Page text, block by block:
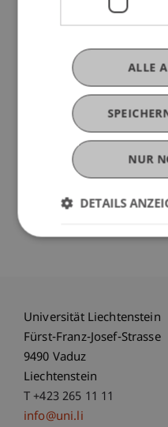
Praxisdozent:in
(m/w/d)
Bildung/Kultur
(m/w/d)
Bildung/Kultur
Universität Liechtenstein
Fürst-Franz-Josef-Strasse
9490 Vaduz
Liechtenstein
T +423 265 11 11
info@uni.li
ALLE
NUR
DETAILS